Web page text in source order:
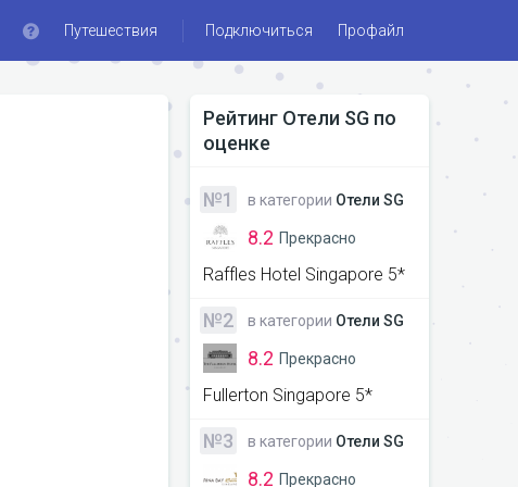
Путешествия Подключиться Профайл
Рейтинг Отели SG по
оценке
№1 в категории Отели SG
8.2 Прекрасно
Raffles Hotel Singapore 5*
№2 в категории Отели SG
8.2 Прекрасно
Fullerton Singapore 5*
№3 в категории Отели SG
8.2 Прекрасно